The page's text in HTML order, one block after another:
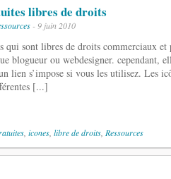
libres de droits
- 9 juin 2010
qui sont libres de droits commerciaux
blogueur ou webdesigner. cependant,
lien s’impose si vous les utilisez. Les
[...]
icones libre de droits Ressources